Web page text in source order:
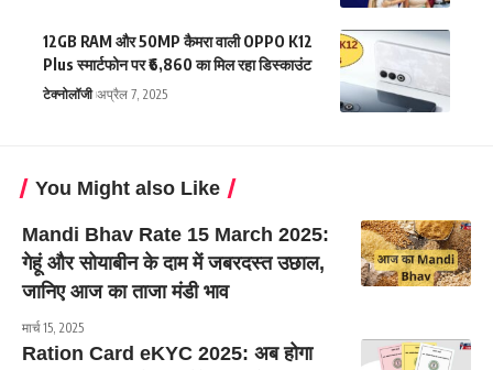
12GB RAM और 50MP कैमरा वाली OPPO K12
Plus स्मार्टफोन पर ₹6,860 का मिल रहा डिस्काउंट
टेक्नोलॉजी अप्रैल 7, 2025
You Might also Like
Mandi Bhav Rate 15 March 2025:
गेहूं और सोयाबीन के दाम में जबरदस्त उछाल,
जानिए आज का ताजा मंडी भाव
मार्च 15, 2025
Ration Card eKYC 2025: अब होगा